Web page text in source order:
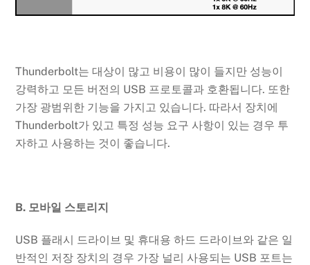
Thunderbolt는 대상이 많고 비용이 많이 들지만 성능이
강력하고 모든 버전의 USB 프로토콜과 호환됩니다. 또한
가장 광범위한 기능을 가지고 있습니다. 따라서 장치에
Thunderbolt가 있고 특정 성능 요구 사항이 있는 경우 투
자하고 사용하는 것이 좋습니다.
B. 모바일 스토리지
USB 플래시 드라이브 및 휴대용 하드 드라이브와 같은 일
반적인 저장 장치의 경우 가장 널리 사용되는 USB 포트는